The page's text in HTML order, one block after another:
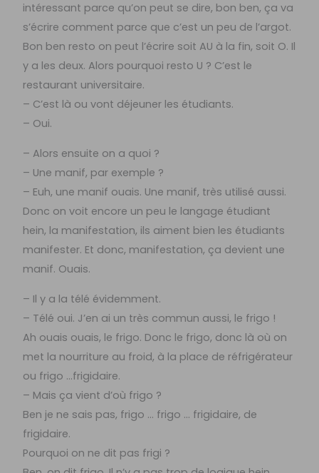
intéressant parce qu’on peut se dire, bon ben, ça va
s’écrire comment parce que c’est un peu de l’argot.
Bon ben resto on peut l’écrire soit AU à la fin, soit O. Il
y a les deux. Alors pourquoi resto U ? C’est le
restaurant universitaire.
– C’est là ou vont déjeuner les étudiants.
– Oui.
– Alors ensuite on a quoi ?
– Une manif, par exemple ?
– Euh, une manif ouais. Une manif, très utilisé aussi.
Donc on voit encore un peu le langage étudiant
hein, la manifestation, ils aiment bien les étudiants
manifester. Et donc, manifestation, ça devient une
manif. Ouais.
– Il y a la télé évidemment.
– Télé oui. J’en ai un très commun aussi, le frigo !
Ah ouais ouais, le frigo. Donc le frigo, donc là où on
met la nourriture au froid, à la place de réfrigérateur
ou frigo …frigidaire.
– Mais ça vient d’où frigo ?
Ben je ne sais pas, frigo … frigo … frigidaire, de
frigidaire.
Pourquoi on ne dit pas frigi ?